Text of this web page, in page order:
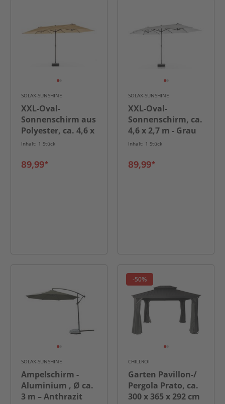
SOLAX-SUNSHINE
XXL-Oval-
Sonnenschirm aus
Polyester, ca. 4,6 x
2,7 m - Beige
Inhalt: 1 Stück
89,99*
SOLAX-SUNSHINE
XXL-Oval-
Sonnenschirm, ca.
4,6 x 2,7 m - Grau
Inhalt: 1 Stück
89,99*
SOLAX-SUNSHINE
Ampelschirm -
Aluminium , Ø ca.
3 m – Anthrazit
-50%
CHILLROI
Garten Pavillon-/
Pergola Prato, ca.
300 x 365 x 292 cm